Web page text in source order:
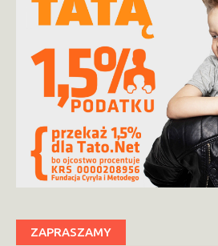
ZAPRASZAMY